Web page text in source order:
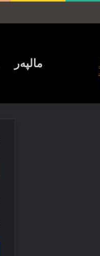
مالپەر